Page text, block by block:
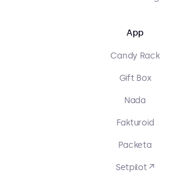
App
Candy Rack
Gift Box
Nada
Fakturoid
Packeta
Setpilot ↗